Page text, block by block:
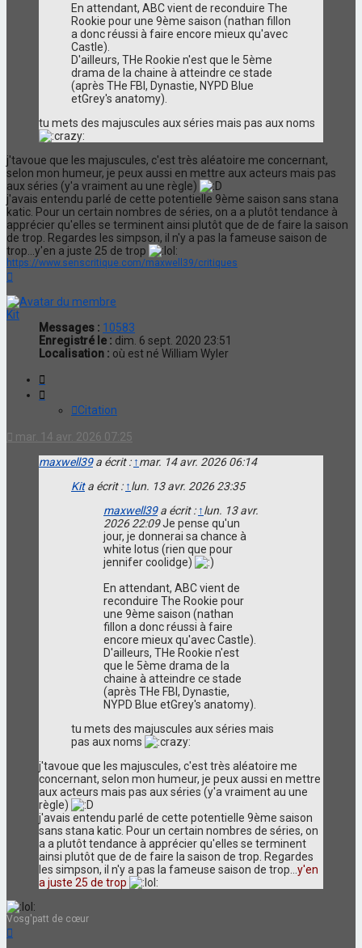
En attendant, ABC vient de reconduire The
Rookie pour une 9ème saison (nathan fillon
a donc réussi à faire encore mieux qu'avec
Castle).
D'ailleurs, THe Rookie n'est que le 5ème
drama de la chaine à atteindre ce stade
(après THe FBI, Dynastie, NYPD Blue
etGrey's anatomy).
tu mets des majuscules aux séries mais pas aux noms
j'tavoue que les majuscules, c'est très aléatoire me concernant,
selon mon humeur, je peux aussi en mettre aux acteurs mais pas
aux séries (y'a vraiment au une règle)
j'avais entendu parlé de cette potentielle 9ème saison sans stana
katic. Pour un certain nombres de séries, on a a plutôt tendance à
apprécier qu'elles se terminent ainsi plutôt que de de faire la saison
de trop. Regardes les simpson, il n'y a pas la fameuse saison de
trop...y'en a juste 25 de trop
https://www.senscritique.com/maxwell39/critiques
Kit
Messages : 10583
Enregistré le : dim. 6 sept. 2020 23:51
Localisation : où est né William Wyler
Citation
mar. 14 avr. 2026 07:25
maxwell39a écrit : ↑mar. 14 avr. 2026 06:14
Kita écrit : ↑lun. 13 avr. 2026 23:35
maxwell39a écrit : ↑lun. 13 avr.
2026 22:09Je pense qu'un
jour, je donnerai sa chance à
white lotus (rien que pour
jennifer coolidge)
En attendant, ABC vient de
reconduire The Rookie pour
une 9ème saison (nathan
fillon a donc réussi à faire
encore mieux qu'avec Castle).
D'ailleurs, THe Rookie n'est
que le 5ème drama de la
chaine à atteindre ce stade
(après THe FBI, Dynastie,
NYPD Blue etGrey's anatomy).
tu mets des majuscules aux séries mais
pas aux noms
j'tavoue que les majuscules, c'est très aléatoire me
concernant, selon mon humeur, je peux aussi en mettre
aux acteurs mais pas aux séries (y'a vraiment au une
règle)
j'avais entendu parlé de cette potentielle 9ème saison
sans stana katic. Pour un certain nombres de séries, on
a a plutôt tendance à apprécier qu'elles se terminent
ainsi plutôt que de de faire la saison de trop. Regardes
les simpson, il n'y a pas la fameuse saison de trop... y'en
a juste 25 de trop
Vosg'patt de cœur